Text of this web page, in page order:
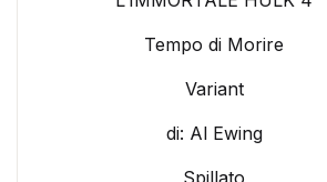
Tempo di Morire
Variant
di: Al Ewing